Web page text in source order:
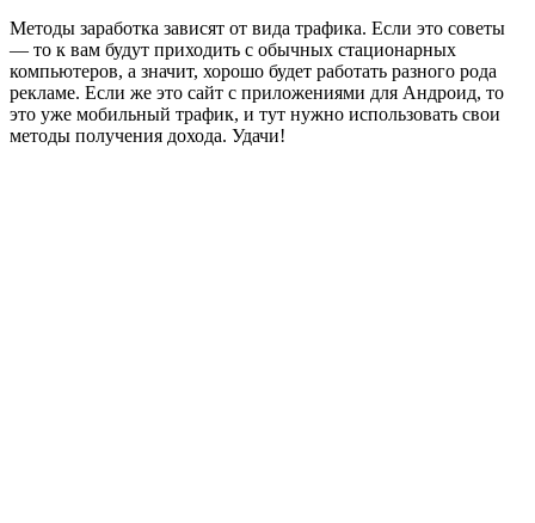
Методы заработка зависят от вида трафика. Если это советы
— то к вам будут приходить с обычных стационарных
компьютеров, а значит, хорошо будет работать разного рода
рекламе. Если же это сайт с приложениями для Андроид, то
это уже мобильный трафик, и тут нужно использовать свои
методы получения дохода. Удачи!